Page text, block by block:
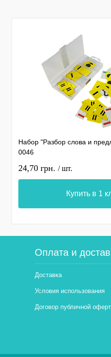
Набор "Разбор слова и
0046
24,70 грн. / шт.
Купить в 1
Оплата и
Доставка
Условия использования
Договор публичной